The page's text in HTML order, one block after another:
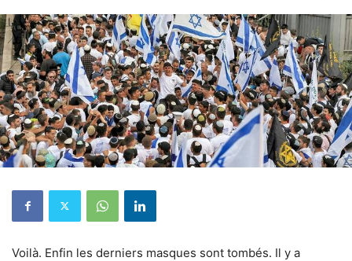
Voilà. Enfin les derniers masques sont tombés. Il y a